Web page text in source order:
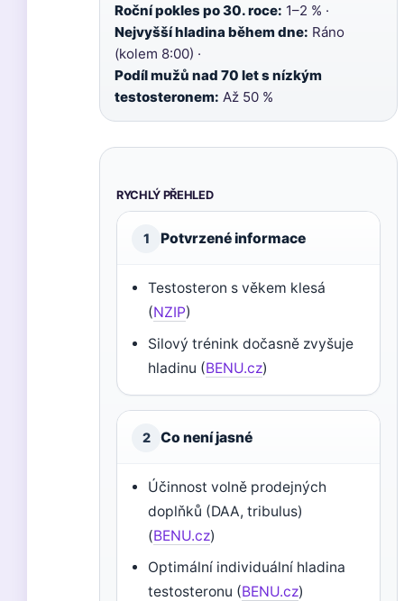
Roční pokles po 30. roce: 1–2 % ·
Nejvyšší hladina během dne: Ráno
(kolem 8:00) ·
Podíl mužů nad 70 let s nízkým
testosteronem: Až 50 %
RYCHLÝ PŘEHLED
1 Potvrzené informace
Testosteron s věkem klesá
(NZIP)
Silový trénink dočasně zvyšuje
hladinu (BENU.cz)
2 Co není jasné
Účinnost volně prodejných
doplňků (DAA, tribulus)
(BENU.cz)
Optimální individuální hladina
testosteronu (BENU.cz)